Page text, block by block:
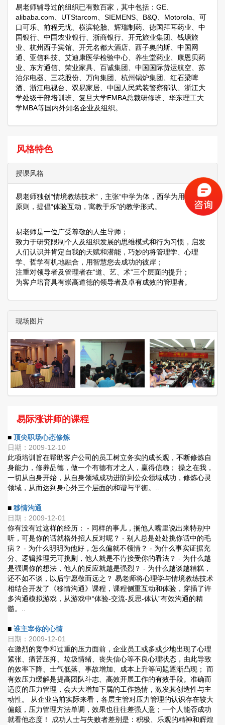
易老师辅导过的组织已有数百家，其中包括：GE、
alibaba.com、UTStarcom、SIEMENS、B&Q、Motorola、可
口可乐、前程无忧、横滨轮胎、辉瑞制药、德国拜耳药业、中
国银行、中国农业银行、浙商银行、开元旅业集团、钱塘旅
业、杭州西子宾馆、开元名都大酒店、西子奥的斯、中国网
通、亚信科技、艾迪康医学检验中心、养生堂药业、康恩贝药
业、东方通信、荣业家具、百诚集团、中国国际货运航空、苏
泊尔电器、三花股份、万向集团、杭州锅炉集团、红石梁啤
酒、浙江电视台、双易家居、中国人民武装警察部队、浙江大
学处级干部培训班、复旦大学EMBA总裁研修班、华东理工大
学MBA等国内外知名企业及组织。
风格特色
授课风格
易老师独创“情境教练技术”，主张“中学为体，西学为用”的教学
原则，提倡“体验互动，寓教于乐”的教学形式。
易老师是一位广受尊敬的人生导师；
致力于研究限制个人及组织发展的思维模式和行为习惯，启发
人们认识并肯定自我的天赋和潜能，巧妙的将管理学、心理
学、哲学有机地融合，用智慧您去成功的彼岸；
注重对领导者及管理者在“道、艺、术”三个层面的提升；
为客户培育具有崇高道德的领导者及卓有成效的管理者。
现场图片
易际涨讲师的课程
■ 顶尖职场心态修炼
日期：2009-12-10
此项培训旨在帮助客户公司的员工树立务实的成长观，不断修炼自
身能力，修养品德，做一个有德有才之人，赢得信赖； 操之在我，
一切从自身开始，从自身领域成功进阶到公众领域成功，修炼心灵
领域，从而达到身心外三个层面的和谐与平衡。..
■ 移情沟通
日期：2009-12-01
你有没有过这样的经历： - 同样的事儿，搁他人嘴里说出来特别中
听，可是你的话就格外招人反对呢？ - 别人总是处处挑你话中的毛
病？ - 为什么明明为他好，怎么偏就不领情？ - 为什么事实证据充
分、逻辑推理无可挑剔，他人就是不肯接受你的看法？ - 为什么越
是强调你的想法，他人的反应就越是强烈？ - 为什么越谈越糟糕，
还不如不谈，以后宁愿敬而远之？ 易老师将心理学与情境教练技术
相结合开发了《移情沟通》课程，课程侧重互动和体验，穿插了许
多沟通模拟游戏，从游戏中“体验-交流-反思-体认”有效沟通的精
髓。..
■ 谁主宰你的心情
日期：2009-12-01
在激烈的竞争和过重的压力面前，企业员工或多或少地出现了心理
紧张、痛苦压抑、垃圾情绪、丧失信心等不良心理状态，由此导致
的效率下降、士气低落、事故增加、成本上升等问题逐渐凸现； 而
有效压力缓解是提高团队斗志、高效开展工作的有效手段。准确而
适度的压力管理，会大大增加下属的工作热情，激发其创造性与主
动性。 从企业当前实际来看，各层主管对压力管理的认识存在较大
偏颇，压力管理方法单调，效果也往往差强人意；一个人能否成功
就看他态度！ 成功人士与失败者差别是：积极、乐观的精神和辉煌